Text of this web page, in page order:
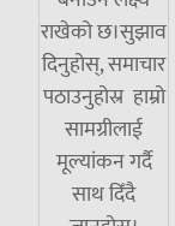
राखेको छ।सुझाव
दिनुहोस्, समाचार
पठाउनुहोस्र हाम्रो
सामग्रीलाई
मूल्यांकन गर्दै
साथ दिँदै